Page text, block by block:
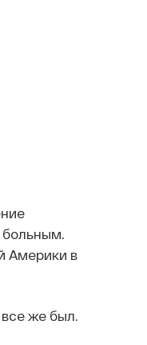
больным.
Америки в
же был.